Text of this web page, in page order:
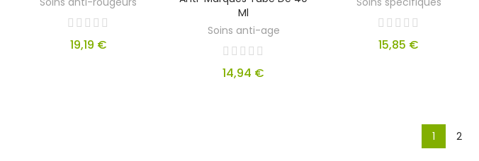
19,19 €
Ml
Soins anti-age
14,94 €
15,85 €
1 2